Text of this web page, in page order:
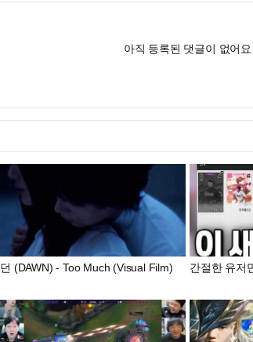
아직 등록된 댓글이 없어요
던 (DAWN) - Too Much (Visual Film) 간절한 유저